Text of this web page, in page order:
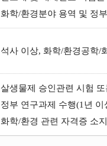
화학/환경분야 용역 및 정
석사 이상, 화학/환경공학/
살생물제 승인관련 시험
정부 연구과제 수행(1년 이
화학/환경 관련 자격증 소